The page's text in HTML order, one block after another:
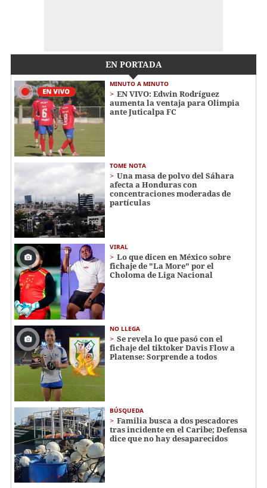
EN PORTADA
MINUTO A MINUTO
EN VIVO: Edwin Rodríguez
aumenta la ventaja para Olimpia
ante Juticalpa FC
TOME NOTA
Una masa de polvo del Sáhara
afecta a Honduras con
concentraciones moderadas de
partículas
VIRAL
Lo que dicen en México sobre
fichaje de "La More" por el
Choloma de Liga Nacional
NO LLEGA
Se revela lo que pasó con el
fichaje del tiktoker Davis Flow a
Platense: Sorprende a todos
BÚSQUEDA
Familia busca a dos pescadores
tras incidente en el Caribe; Defensa
dice que no hay desaparecidos